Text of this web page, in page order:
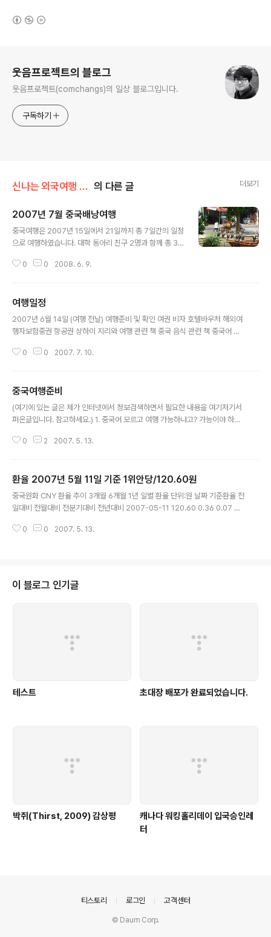
웃음프로젝트의 블로그
웃음프로젝트(comchangs)의 일상 블로그입니다.
구독하기
신나는 외국여행 =3/중국 2007.7 의 다른 글 더보기
2007년 7월 중국배낭여행
중국여행은 2007년 15일에서 21일까지 총 7일간의 일정
으로 여행하였습니다. 대학 동아리 친구 2명과 함께 총 3
를 둘러보는 것입니다. 여행일정의 1~2개월 전부터 호텔
여권이 있었지만, 친구들이 준비되지않아 출입국사무소에
가 여권을 발급하고 빠른 비자 발급을 위해 여행사를 통해
발급받았습니다. 제 기억으로는 각각 11만원정도의 비용이
자료를 검색하였습니다. 상하이에서 유명한 음식점, 관광
0 0 2008. 6. 9.
여행일정
2007년 6월 14일 (여행 전날) 여행준비 및 확인 여권 비자 호텔바우처 해외여
행자보험중권 항공권 상하이 지리와 여행 관련 책 중국 음식 관련 책 중국어 회
건 ) 카메라 2007년 6월 15일 (인천, 출국, 상하이) 05:00 출발 05:30 호텔
입국수속 및 수화물 수취 09:30 푸둥으로 이동 Area3 P.130 푸둥 12:30 상
하이 시내로 이동 13:00 호텔로 이동 13:15 체크인 및 정리 14:00 점심식사 1
5:00 인민광장으..
0 0 2007. 7. 10.
중국여행준비
(여기에 있는 글은 제가 인터넷에서 정보검색하면서 필요한 내용을 여기저기서
퍼온글입니다. 참고하세요.) 1. 중국어 모르고 여행 가능하냐고? 가능이야 하다.
한번 안본 그네들 잘못이지. 실제로 중국여행내내, 난 중국인에게 무지 고마움
도 파악해서 빨리 찾을 수 있도록 하라는 뜻이다. 그리고 그것도 싫으면 가고자
하는 지역명은 중국어 발음을 알아 놓길 바란다. 그것 귀찮다고 안하다 더 낭패
본다. (제가 정말 니하오마 하나 알고 다녔는데 다닐 때는 참 중국 사람들이 친절
0 2 2007. 5. 13.
환율 2007년 5월 11일 기준 1위안당/120.60원
중국원화 CNY 환율 추이 3개월 6개월 1년 일별 환율 단위:원 날짜 기준환율 전
일대비 전월대비 전분기대비 전년대비 2007-05-11 120.60 0.36 0.07 0.
0.00 0.05 0.84 0.64 3.57 2007-05-08 119.95 0.19 0.73 0.75 4.07
..
0 0 2007. 5. 13.
이 블로그 인기글
테스트 초대장 배포가 완료되었습니다.
박쥐(Thirst, 2009) 감상평
캐나다 워킹홀리데이 입국승인레
터
티스토리 로그인 고객센터
© Daum Corp.